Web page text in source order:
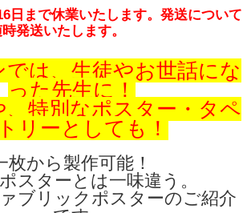
日まで休業いたします。発送について
発送いたします。
では、生徒やお世話にな
った先生に！
、特別なポスター・タペ
リーとしても！
枚から製作可能！
スターとは一味違う。
ブリックポスターのご紹介